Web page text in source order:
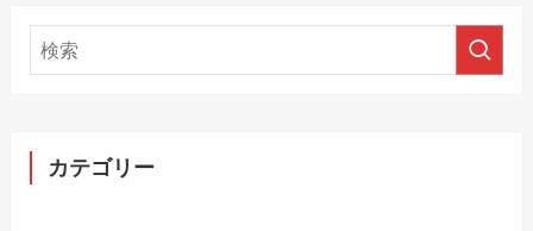
カテゴリー